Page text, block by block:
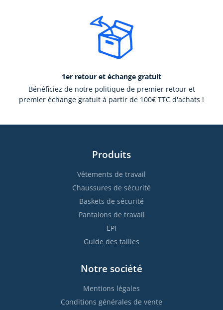
1er retour et échange gratuit
Bénéficiez de notre politique de premier retour et
premier échange gratuit à partir de 100€ TTC d'achats !
Produits
Vêtements de travail
Chaussures de sécurité
Baskets de sécurité
Pantalons de travail
EPI
Guide des tailles
Notre société
Mentions légales
Conditions générales de vente